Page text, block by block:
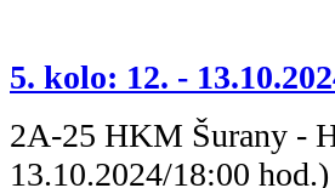
5. kolo: 12. -
2A-25 HKM Šurany
13.10.2024/18:00